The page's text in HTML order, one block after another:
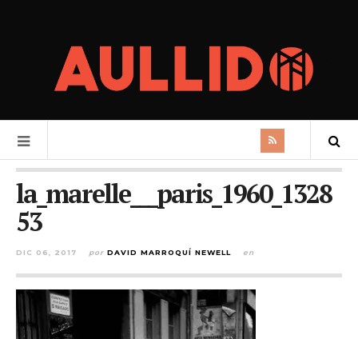
la_marelle___paris_1960_1328
53
DIC 06, 2017 por DAVID MARROQUÍ NEWELL en